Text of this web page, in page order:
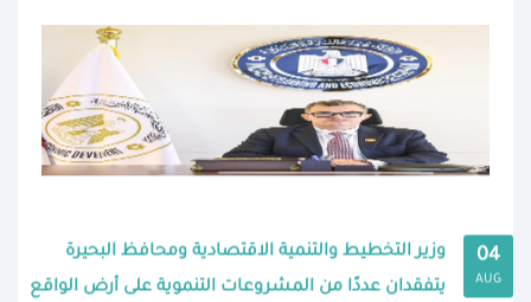
04
AUG
وزير التخطيط والتنمية الاقتصادية ومحافظ البحيرة
يتفقدان عددًا من المشروعات التنموية على أرض الواقع